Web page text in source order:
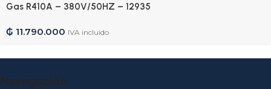
Gas R410A – 380V/50HZ – 12935
₲ 11.790.000 IVA incluido
Navegación